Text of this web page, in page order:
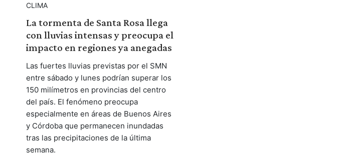
CLIMA
La tormenta de Santa Rosa llega
con lluvias intensas y preocupa el
impacto en regiones ya anegadas
Las fuertes lluvias previstas por el SMN
entre sábado y lunes podrían superar los
150 milímetros en provincias del centro
del país. El fenómeno preocupa
especialmente en áreas de Buenos Aires
y Córdoba que permanecen inundadas
tras las precipitaciones de la última
semana.